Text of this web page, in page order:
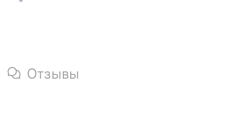
Отзывы